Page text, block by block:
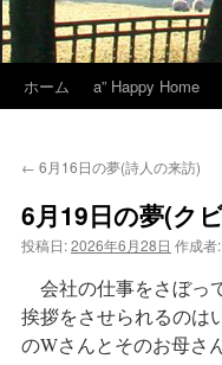
ッ
プ
ホーム a” Happy Home
← 6月16日の夢(詩人の来訪)
6月19日の夢(ク
投稿日:2026年6月28日 作成者:
会社の仕事をさぼっ
挨拶をさせられるのは
のWさんとそのお母さ